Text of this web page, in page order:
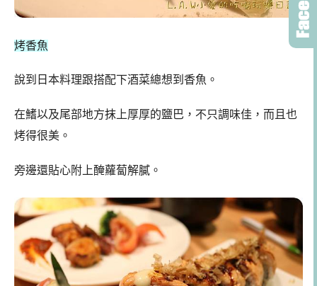
烤香魚
說到日本料理跟搭配下酒菜總想到香魚。
在鰭以及尾部地方抹上厚厚的鹽巴，不只調味佳，而且也
烤得很美。
旁邊還貼心附上醃蘿蔔解膩。